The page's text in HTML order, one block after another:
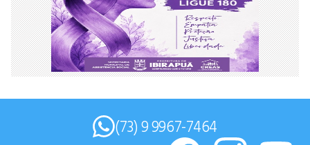
(73) 9 9967-7464